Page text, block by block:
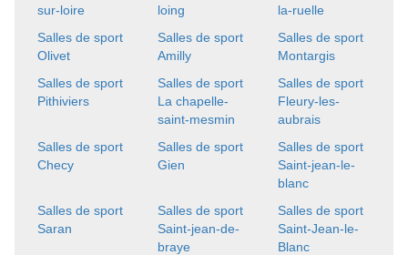
sur-loire
loing
la-ruelle
Salles de sport
Olivet
Salles de sport
Amilly
Salles de sport
Montargis
Salles de sport
Pithiviers
Salles de sport
La chapelle-
saint-mesmin
Salles de sport
Fleury-les-
aubrais
Salles de sport
Checy
Salles de sport
Gien
Salles de sport
Saint-jean-le-
blanc
Salles de sport
Saran
Salles de sport
Saint-jean-de-
braye
Salles de sport
Saint-Jean-le-
Blanc